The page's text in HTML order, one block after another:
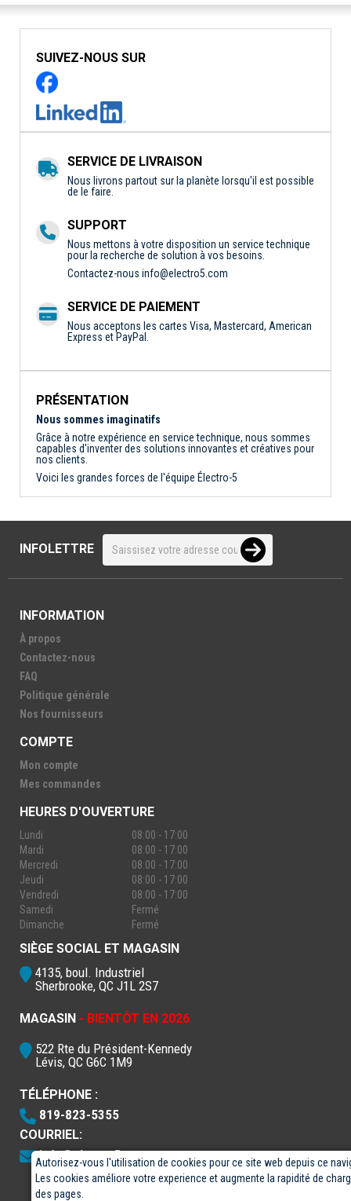
Autorisez-vous l'utilisation de cookies pour ce site web depuis ce
Les cookies améliore votre experience et augmente la rapidité de
des pages.
SUIVEZ-NOUS SUR
SERVICE DE LIVRAISON
Nous livrons partout sur la planète lorsqu'il est possible
de le faire.
SUPPORT
Nous mettons à votre disposition un service technique
pour la recherche de solution à vos besoins.
Contactez-nous info@electro5.com
SERVICE DE PAIEMENT
Nous acceptons les cartes Visa, Mastercard, American
Express et PayPal.
PRÉSENTATION
Nous sommes imaginatifs
Grâce à notre expérience en service technique, nous sommes
capables d'inventer des solutions innovantes et créatives pour
nos clients.
Voici les grandes forces de l'équipe Électro-5
INFOLETTRE
INFORMATION
À propos
Contactez-nous
FAQ
Politique générale
Nos fournisseurs
COMPTE
Mon compte
Mes commandes
HEURES D'OUVERTURE
Lundi
08:00 - 17:00
Mardi
08:00 - 17:00
Mercredi
08:00 - 17:00
Jeudi
08:00 - 17:00
Vendredi
08:00 - 17:00
Samedi
Fermé
Dimanche
Fermé
SIÈGE SOCIAL ET MAGASIN
4135, boul. Industriel
Sherbrooke, QC J1L 2S7
MAGASIN - BIENTÔT EN 2026
522 Rte du Président-Kennedy
Lévis, QC G6C 1M9
TÉLÉPHONE :
819-823-5355
COURRIEL:
info@electro5.com